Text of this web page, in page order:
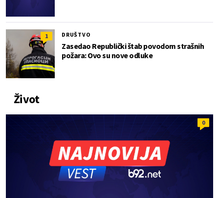
1 DRUŠTVO
Zasedao Republički štab povodom strašnih
požara: Ovo su nove odluke
Život
0